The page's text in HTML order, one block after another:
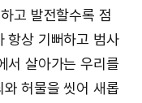
고 발전할수록 점
항상 기뻐하고 범사
서 살아가는 우리를
허물을 씻어 새롭